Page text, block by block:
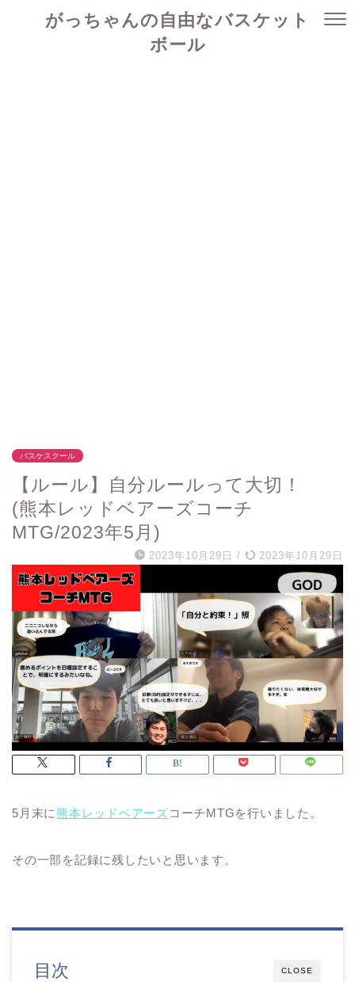
がっちゃんの自由なバスケット
ボール
バスケスクール
【ルール】自分ルールって大切！
(熊本レッドベアーズコーチ
MTG/2023年5月)
2023年10月29日 / 2023年10月29日
5月末に 熊本レッドベアーズコーチMTGを行いました。
その一部を記録に残したいと思います。
CLOSE
目次